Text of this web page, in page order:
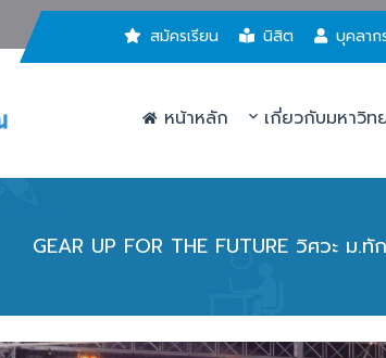
สมัครเรียน นิสิต บุคลาก
หน้าหลัก เกี่ยวกับมหาวิท
GEAR UP FOR THE FUTURE วิศวะ